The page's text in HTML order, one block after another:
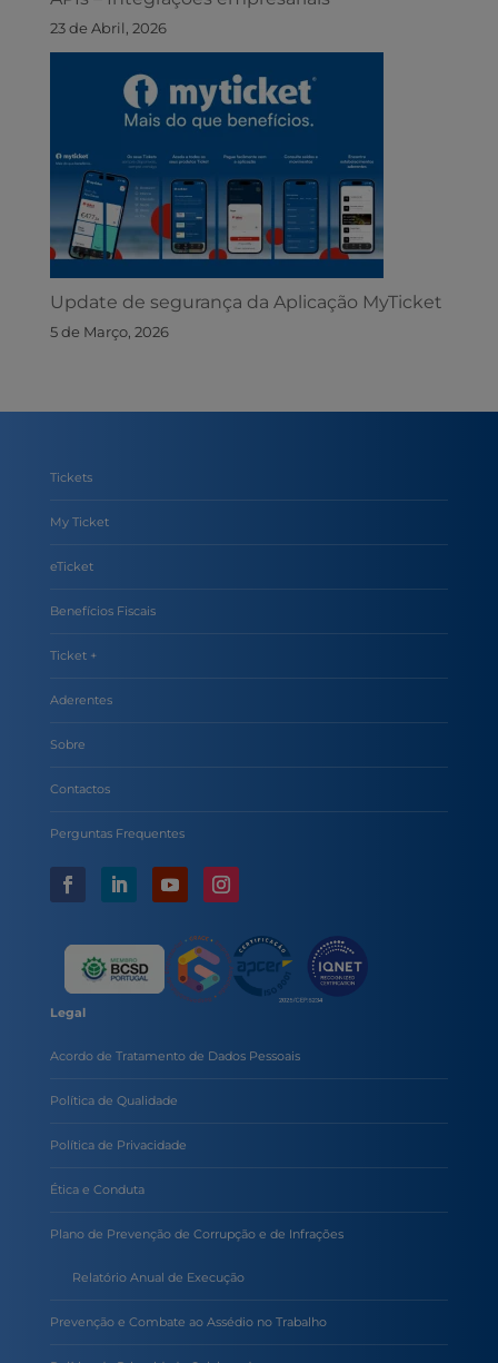
23 de Abril, 2026
Update de segurança da Aplicação MyTicket
5 de Março, 2026
Tickets
My Ticket
eTicket
Benefícios Fiscais
Ticket +
Aderentes
Sobre
Contactos
Perguntas Frequentes
Legal
Acordo de Tratamento de Dados Pessoais
Política de Qualidade
Política de Privacidade
Ética e Conduta
Plano de Prevenção de Corrupção e de Infrações
Relatório Anual de Execução
Prevenção e Combate ao Assédio no Trabalho